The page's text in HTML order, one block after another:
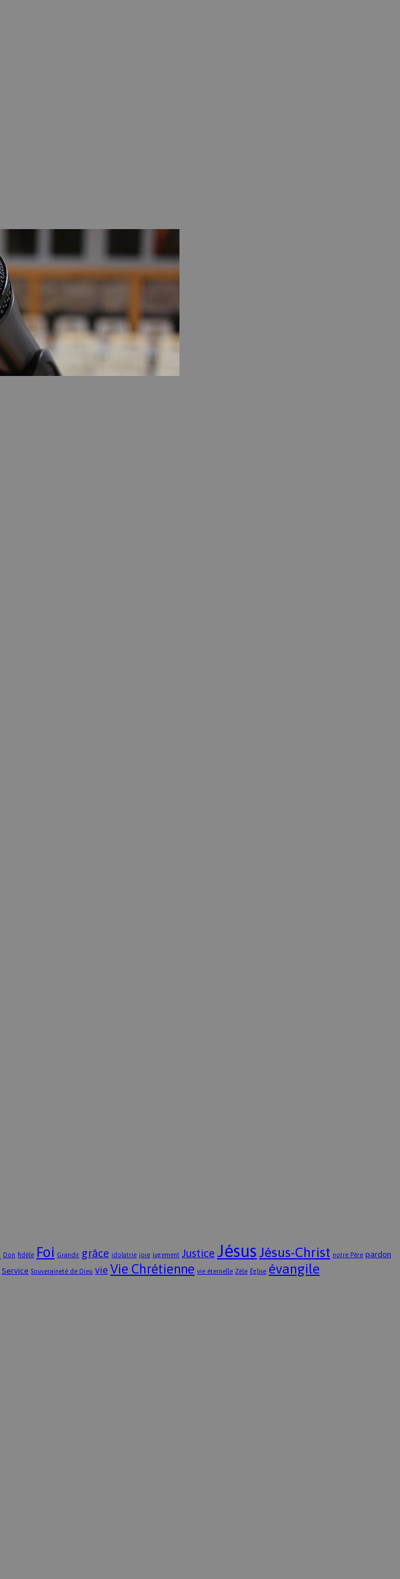
Don fidèle Foi Grandir grâce idolatrie joie jugement Justice JésusJésus-Christ notre Père pardon
Service Souveraineté de Dieu vie Vie Chrétienne vie éternelle Zèle Église évangile